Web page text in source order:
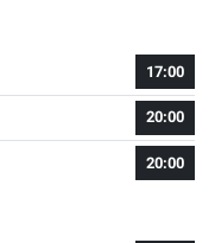
17:00
20:00
20:00